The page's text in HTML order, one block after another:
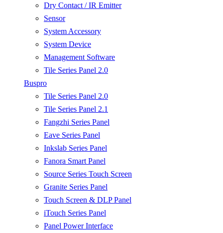
Dry Contact / IR Emitter
Sensor
System Accessory
System Device
Management Software
Tile Series Panel 2.0
Buspro
Tile Series Panel 2.0
Tile Series Panel 2.1
Fangzhi Series Panel
Eave Series Panel
Inkslab Series Panel
Fanora Smart Panel
Source Series Touch Screen
Granite Series Panel
Touch Screen & DLP Panel
iTouch Series Panel
Panel Power Interface